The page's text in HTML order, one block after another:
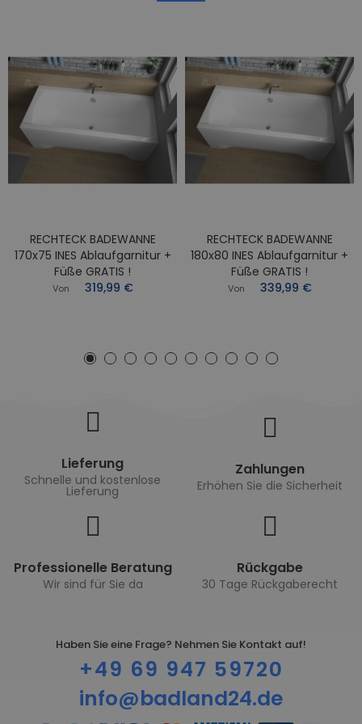
RECHTECK BADEWANNE
170x75 INES Ablaufgarnitur +
Füße GRATIS !
Von 319,99 €
RECHTECK BADEWANNE
180x80 INES Ablaufgarnitur +
Füße GRATIS !
Von 339,99 €
Lieferung
Schnelle und kostenlose
Lieferung
Zahlungen
Erhöhen Sie die Sicherheit
Professionelle Beratung
Wir sind für Sie da
Rückgabe
30 Tage Rückgaberecht
Haben Sie eine Frage? Nehmen Sie Kontakt auf!
+49 69 947 59720
info@badland24.de